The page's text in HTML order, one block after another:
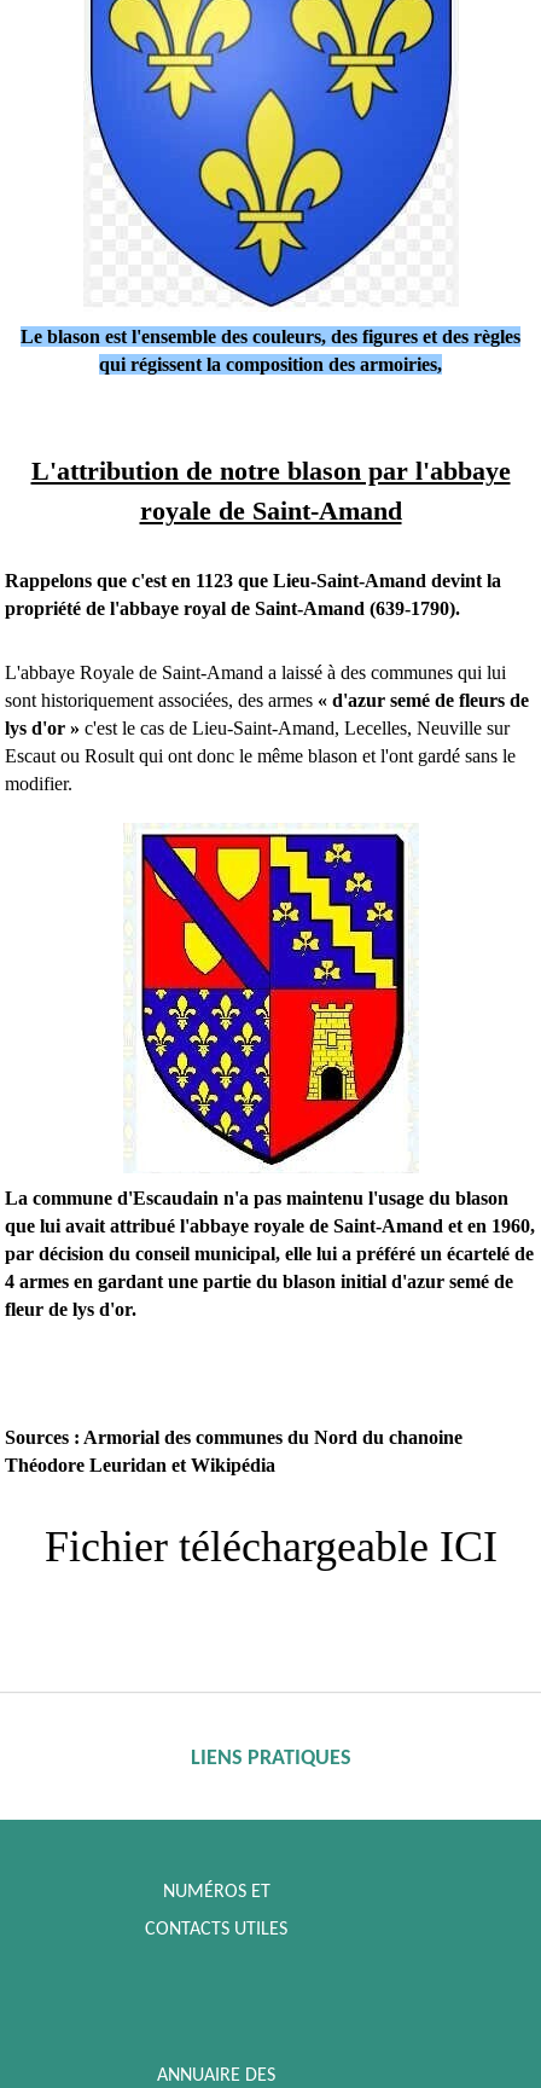
Le blason est l'ensemble des couleurs, des figures et des règles
qui régissent la composition des armoiries,
L'attribution de notre blason par l'abbaye
royale de Saint-Amand
Rappelons que c'est en 1123 que Lieu-Saint-Amand devint la
propriété de l'abbaye royal de Saint-Amand (639-1790).
L'abbaye Royale de Saint-Amand a laissé à des communes qui lui
sont historiquement associées, des armes « d'azur semé de fleurs de
lys d'or »c'est le cas de Lieu-Saint-Amand, Lecelles, Neuville sur
Escaut ou Rosult qui ont donc le même blason et l'ont gardé sans le
modifier.
La commune d'Escaudain n'a pas maintenu l'usage du blason
que lui avait attribué l'abbaye royale de Saint-Amand et en 1960,
par décision du conseil municipal, elle lui a préféré un écartelé de
4 armes en gardant une partie du blason initial d'azur semé de
fleur de lys d'or.
Sources : Armorial des communes du Nord du chanoine
Théodore Leuridan et Wikipédia
Fichier téléchargeable ICI
LIENS PRATIQUES
NUMÉROS ET
CONTACTS UTILES
ANNUAIRE DES